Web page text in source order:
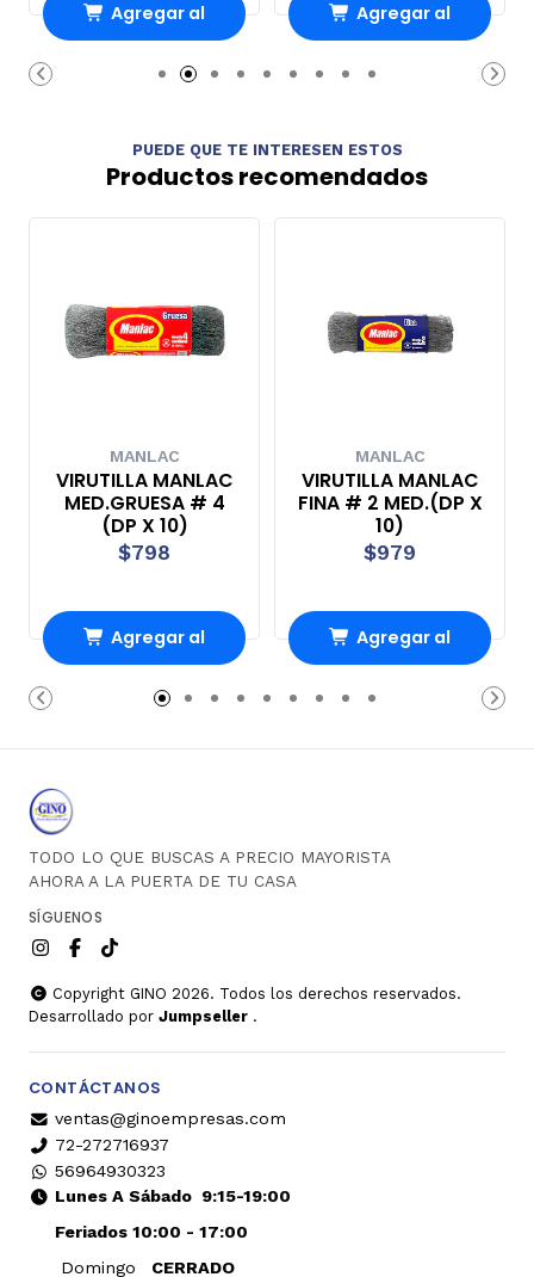
Agregar al
Carro
Agregar al
Carro
PUEDE QUE TE INTERESEN ESTOS
Productos recomendados
MANLAC
VIRUTILLA MANLAC
MED.GRUESA # 4
(DP X 10)
$798
Agregar al
Carro
MANLAC
VIRUTILLA MANLAC
FINA # 2 MED.(DP X
10)
$979
Agregar al
Carro
TODO LO QUE BUSCAS A PRECIO MAYORISTA
AHORA A LA PUERTA DE TU CASA
SÍGUENOS
Copyright GINO 2026. Todos los derechos reservados.
Desarrollado por Jumpseller .
CONTÁCTANOS
ventas@ginoempresas.com
72-272716937
56964930323
Lunes A Sábado9:15-19:00
Feriados 10:00 - 17:00
Domingo
CERRADO